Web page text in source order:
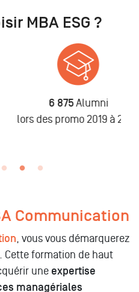
MBA ESG ?
2019 à 2025
Communication
, vous vous démarquerez
. Cette formation de haut
une expertise
managériales